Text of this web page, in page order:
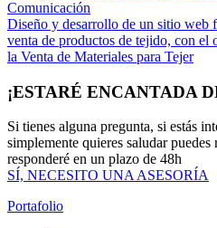
Comunicación
Diseño y desarrollo de un sitio web
venta de productos de tejido, con
la Venta de Materiales para Tejer
¡ESTARÉ ENCANTADA
Si tienes alguna pregunta, si estás
simplemente quieres saludar
responderé en un plazo de 48h
SÍ, NECESITO UNA ASESORÍA
Portafolio